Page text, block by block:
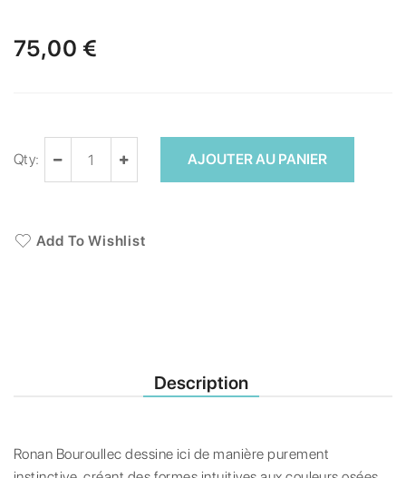
75,00 €
Qty: AJOUTER AU PANIER
Add To Wishlist
Description
Ronan Bouroullec dessine ici de manière purement